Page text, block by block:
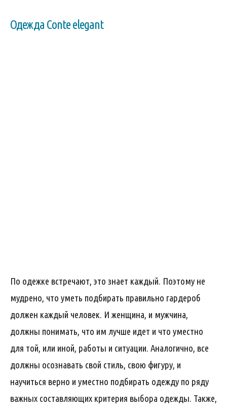
Одежда Conte elegant
По одежке встречают, это знает каждый. Поэтому не
мудрено, что уметь подбирать правильно гардероб
должен каждый человек. И женщина, и мужчина,
должны понимать, что им лучше идет и что уместно
для той, или иной, работы и ситуации. Аналогично, все
должны осознавать свой стиль, свою фигуру, и
научиться верно и уместно подбирать одежду по ряду
важных составляющих критерия выбора одежды. Также,